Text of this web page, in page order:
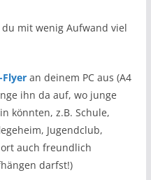
mit wenig Aufwand viel
Flyeran deinem PC aus (A4
ihn da auf, wo junge
könnten, z.B. Schule,
Jugendclub,
auch freundlich
darfst!)